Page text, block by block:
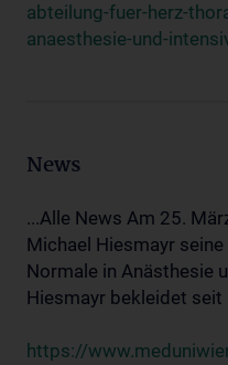
abteilung-fuer-herz-
anaesthesie-und-
News
...Alle News Am 25.
Michael Hiesmayr
Normale in Anästhesie
Hiesmayr bekleidet seit
https://